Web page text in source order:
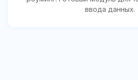
ввода данных.